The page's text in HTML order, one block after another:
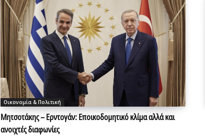
Οικονομία & Πολιτική
Μητσοτάκης – Ερντογάν: Εποικοδομητικό κλίμα αλλά και
ανοιχτές διαφωνίες